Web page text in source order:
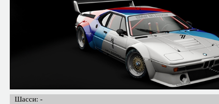
Шасси: -